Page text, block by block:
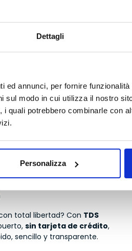
Dettagli
ed annunci, per fornire
sul modo in cui utilizza il nostro
quali potrebbero combinarle con
Personalizza(TPS)
total libertad? Con TDS
sin tarjeta de crédito,
sencillo y transparente.